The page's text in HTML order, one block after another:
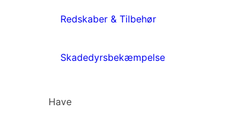
Redskaber & Tilbehør
Skadedyrsbekæmpelse
Have